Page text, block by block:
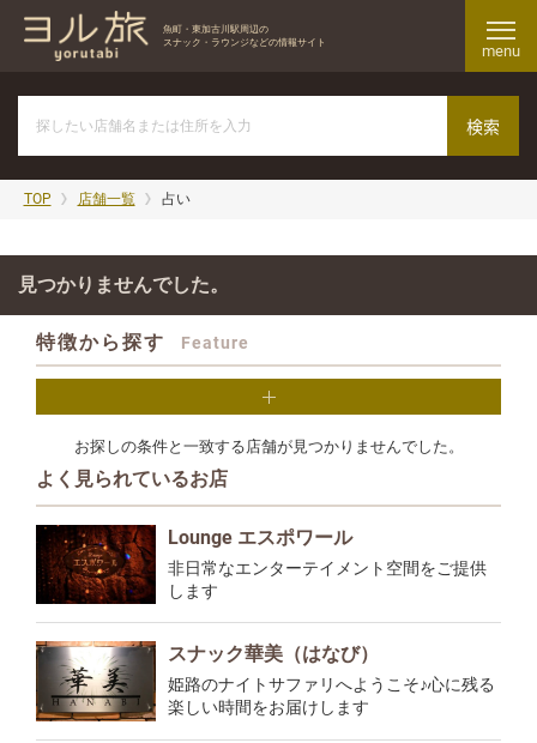
魚町・東加古川駅周辺の
スナック・ラウンジなどの情報サイト
menu
TOP 店舗一覧 占い
見つかりませんでした。
特徴から探す Feature
お探しの条件と一致する店舗が見つかりませんでした。
よく見られているお店
Lounge エスポワール
非日常なエンターテイメント空間をご提供
します
スナック華美（はなび）
姫路のナイトサファリへようこそ♪心に残る
楽しい時間をお届けします